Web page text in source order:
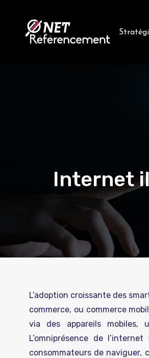
Internet
L’adoption croissante des
commerce, ou commerce
via des appareils mobiles,
L’omniprésence de
consommateurs de naviguer,